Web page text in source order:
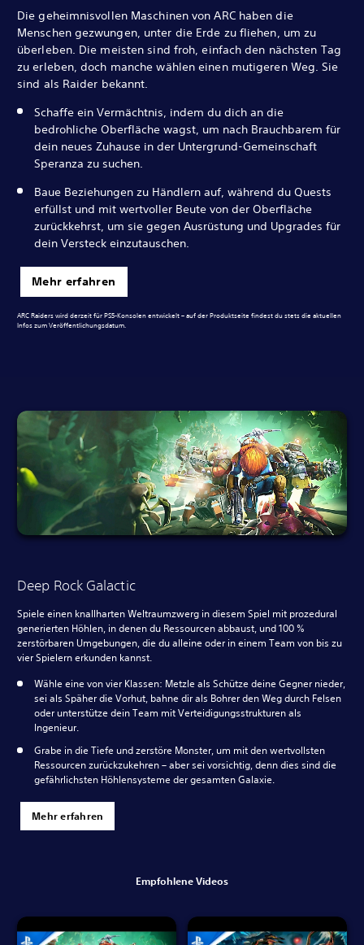
Die geheimnisvollen Maschinen von ARC haben die
Menschen gezwungen, unter die Erde zu fliehen, um zu
überleben. Die meisten sind froh, einfach den nächsten Tag
zu erleben, doch manche wählen einen mutigeren Weg. Sie
sind als Raider bekannt.
Schaffe ein Vermächtnis, indem du dich an die
bedrohliche Oberfläche wagst, um nach Brauchbarem für
dein neues Zuhause in der Untergrund-Gemeinschaft
Speranza zu suchen.
Baue Beziehungen zu Händlern auf, während du Quests
erfüllst und mit wertvoller Beute von der Oberfläche
zurückkehrst, um sie gegen Ausrüstung und Upgrades für
dein Versteck einzutauschen.
Mehr erfahren
ARC Raiders wird derzeit für PS5-Konsolen entwickelt – auf der Produktseite findest du stets die aktuellen
Infos zum Veröffentlichungsdatum.
Deep Rock Galactic
Spiele einen knallharten Weltraumzwerg in diesem Spiel mit prozedural
generierten Höhlen, in denen du Ressourcen abbaust, und 100 %
zerstörbaren Umgebungen, die du alleine oder in einem Team von bis zu
vier Spielern erkunden kannst.
Wähle eine von vier Klassen: Metzle als Schütze deine Gegner nieder,
sei als Späher die Vorhut, bahne dir als Bohrer den Weg durch Felsen
oder unterstütze dein Team mit Verteidigungsstrukturen als
Ingenieur.
Grabe in die Tiefe und zerstöre Monster, um mit den wertvollsten
Ressourcen zurückzukehren – aber sei vorsichtig, denn dies sind die
gefährlichsten Höhlensysteme der gesamten Galaxie.
Mehr erfahren
Empfohlene Videos